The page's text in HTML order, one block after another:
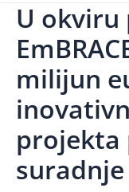
U okviru
milijun
projekta
suradnje